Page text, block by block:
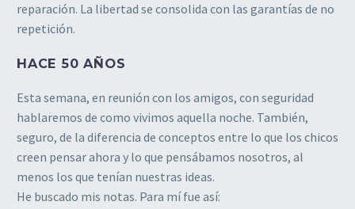
reparación. La libertad se consolida con las garantías de no
repetición.
HACE 50 AÑOS
Esta semana, en reunión con los amigos, con seguridad
hablaremos de como vivimos aquella noche. También,
seguro, de la diferencia de conceptos entre lo que los chicos
creen pensar ahora y lo que pensábamos nosotros, al
menos los que tenían nuestras ideas.
He buscado mis notas. Para mí fue así: